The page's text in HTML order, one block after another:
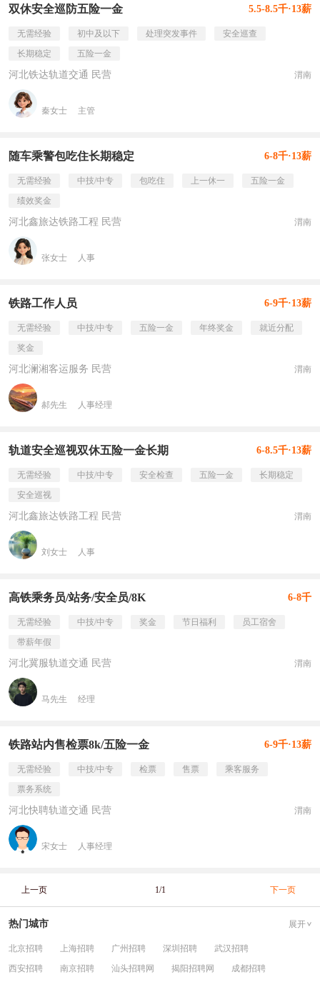
双休安全巡防五险一金 5.5-8.5千·13薪
无需经验 初中及以下 处理突发事件
安全巡查
长期稳定
五险一金
河北铁达轨道交通 民营 渭南
秦女士 主管
随车乘警包吃住长期稳定 6-8千·13薪
无需经验 中技/中专 包吃住 上一休一
五险一金
绩效奖金
河北鑫旅达铁路工程 民营 渭南
张女士 人事
铁路工作人员 6-9千·13薪
无需经验 中技/中专 五险一金 年终奖金
就近分配
奖金
河北澜湘客运服务 民营 渭南
郝先生 人事经理
轨道安全巡视双休五险一金长期 6-8.5千·13薪
无需经验 中技/中专 安全检查 五险一金
长期稳定
安全巡视
河北鑫旅达铁路工程 民营 渭南
刘女士 人事
高铁乘务员/站务/安全员/8K 6-8千
无需经验 中技/中专 奖金 节日福利
员工宿舍
带薪年假
河北冀服轨道交通 民营 渭南
马先生 经理
铁路站内售检票8k/五险一金 6-9千·13薪
无需经验 中技/中专 检票 售票
乘客服务
票务系统
河北快聘轨道交通 民营 渭南
宋女士 人事经理
上一页 1/1 下一页
热门城市 展开
北京招聘 上海招聘 广州招聘 深圳招聘
武汉招聘
西安招聘
南京招聘 汕头招聘网 揭阳招聘网 成都招聘